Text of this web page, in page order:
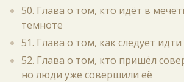
50. Глава о том, кто идёт в
темноте
51. Глава о том, как следует
52. Глава о том, кто пришёл
но люди уже совершили её